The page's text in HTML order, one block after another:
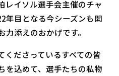
レイソル選手会主催のチャ
年目となる今シーズンも開
添えのおかげです。
くださっているすべての皆
を込めて、選手たちの私物